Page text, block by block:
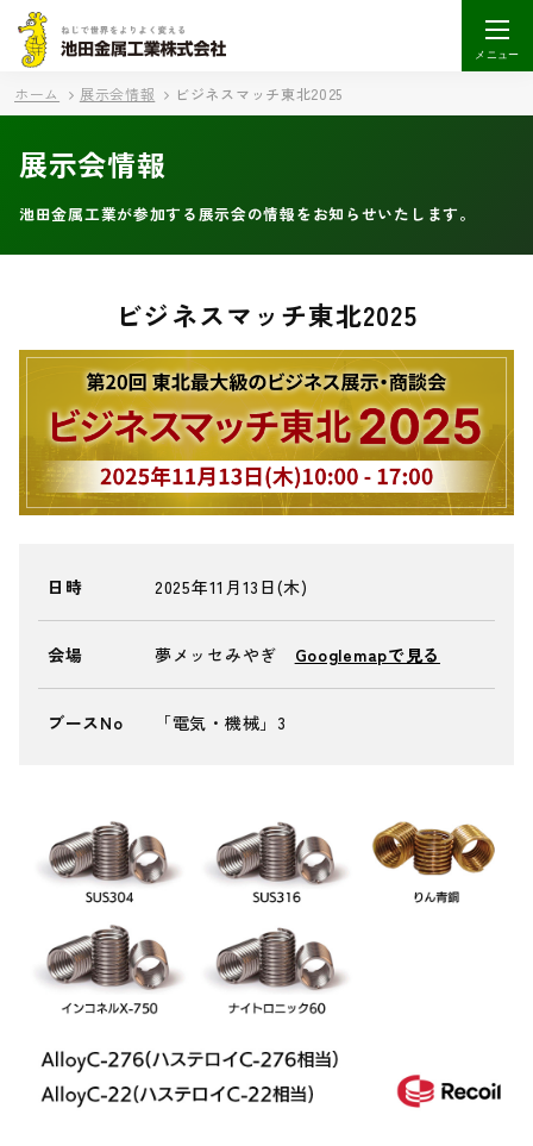
メニュー
ホーム 展示会情報 ビジネスマッチ東北2025
展示会情報
池田金属工業が参加する展示会の情報をお知らせいたします。
ビジネスマッチ東北2025
日時 2025年11月13日(木)
会場 夢メッセみやぎ Googlemapで見る
ブースNo 「電気・機械」3